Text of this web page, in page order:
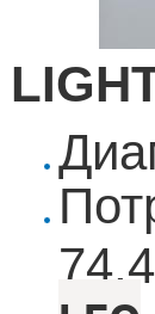
74,4